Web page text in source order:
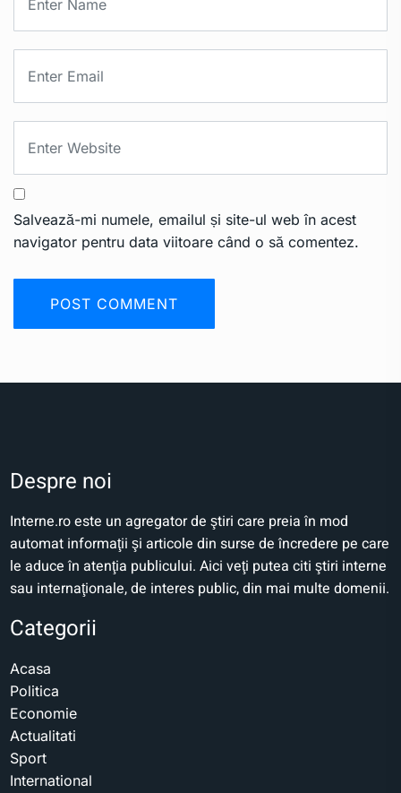
Salvează-mi numele, emailul și site-ul web în acest
navigator pentru data viitoare când o să comentez.
Despre noi
Interne.ro este un agregator de ştiri care preia în mod
automat informaţii şi articole din surse de încredere pe care
le aduce în atenţia publicului. Aici veţi putea citi ştiri interne
sau internaţionale, de interes public, din mai multe domenii.
Categorii
Acasa
Politica
Economie
Actualitati
Sport
International